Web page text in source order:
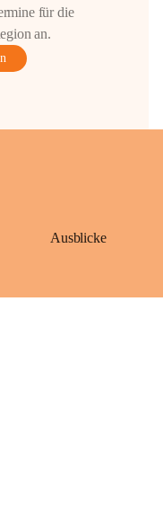
für die
an.
Ausblicke